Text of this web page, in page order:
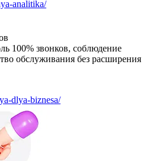
analitika/
100% звонков, соблюдение
обслуживания без расширения
dlya-biznesa/